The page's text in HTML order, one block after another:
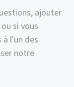
ajouter
si vous
l'un des
notre